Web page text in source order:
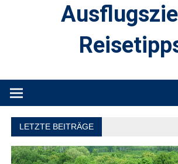
Produkttests und Buchrezensionen. Ein
LETZTE BEITRÄGE